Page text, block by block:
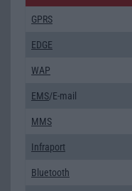
GPRS
EDGE
WAP
EMS/E-mail
MMS
Infraport
Bluetooth